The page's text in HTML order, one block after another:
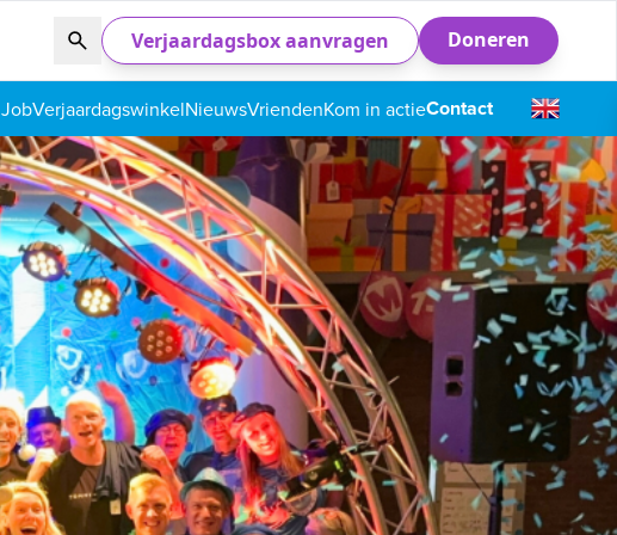
Verjaardagsbox aanvragen Doneren
VerjaardagswinkelNieuwsVriendenKom in actieContact